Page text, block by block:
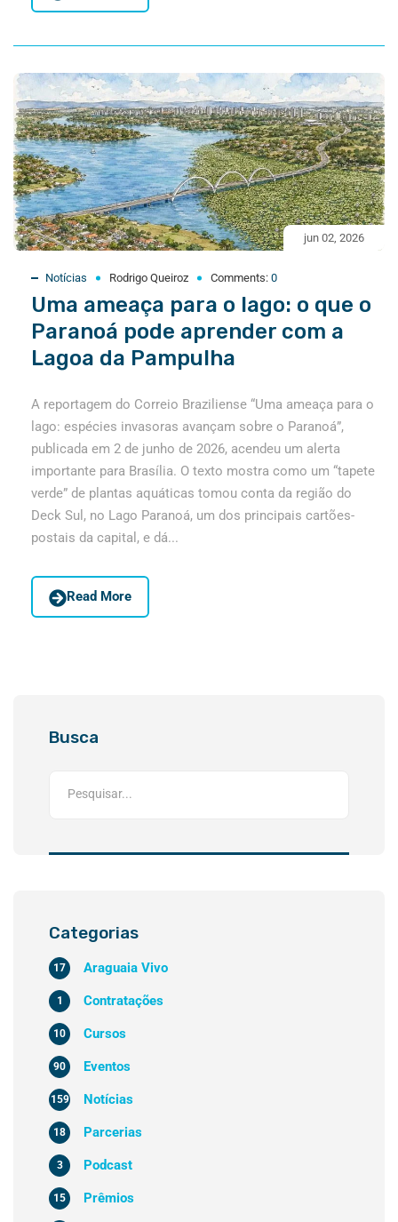
jun 02, 2026
Notícias Rodrigo Queiroz Comments: 0
Uma ameaça para o lago: o que o
Paranoá pode aprender com a
Lagoa da Pampulha
A reportagem do Correio Braziliense “Uma ameaça para o
lago: espécies invasoras avançam sobre o Paranoá”,
publicada em 2 de junho de 2026, acendeu um alerta
importante para Brasília. O texto mostra como um “tapete
verde” de plantas aquáticas tomou conta da região do
Deck Sul, no Lago Paranoá, um dos principais cartões-
postais da capital, e dá...
Read More
Busca
Categorias
Araguaia Vivo
17
Contratações
1
Cursos
10
Eventos
90
Notícias
159
Parcerias
18
Podcast
3
Prêmios
15